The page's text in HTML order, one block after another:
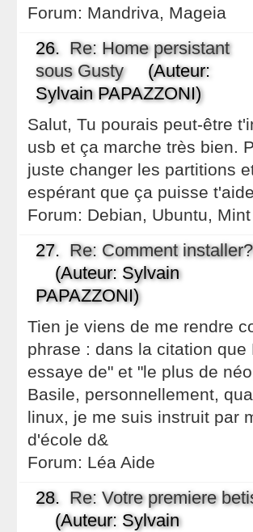
Forum: Mandriva, Mageia
26. Re: Home persistant
sous Gusty
(Auteur:
Sylvain PAPAZZONI)
Salut, Tu pourais peut-être
usb et ça marche très bien.
juste changer les partitions
espérant que ça puisse
Forum: Debian, Ubuntu, Mint
27. Re: Comment
(Auteur: Sylvain
PAPAZZONI)
Tien je viens de me rendre
phrase : dans la citation
essaye de" et "le plus de
Basile, personnellement,
linux, je me suis instruit par
d'école d&
Forum: Léa Aide
28. Re: Votre premiere
(Auteur: Sylvain